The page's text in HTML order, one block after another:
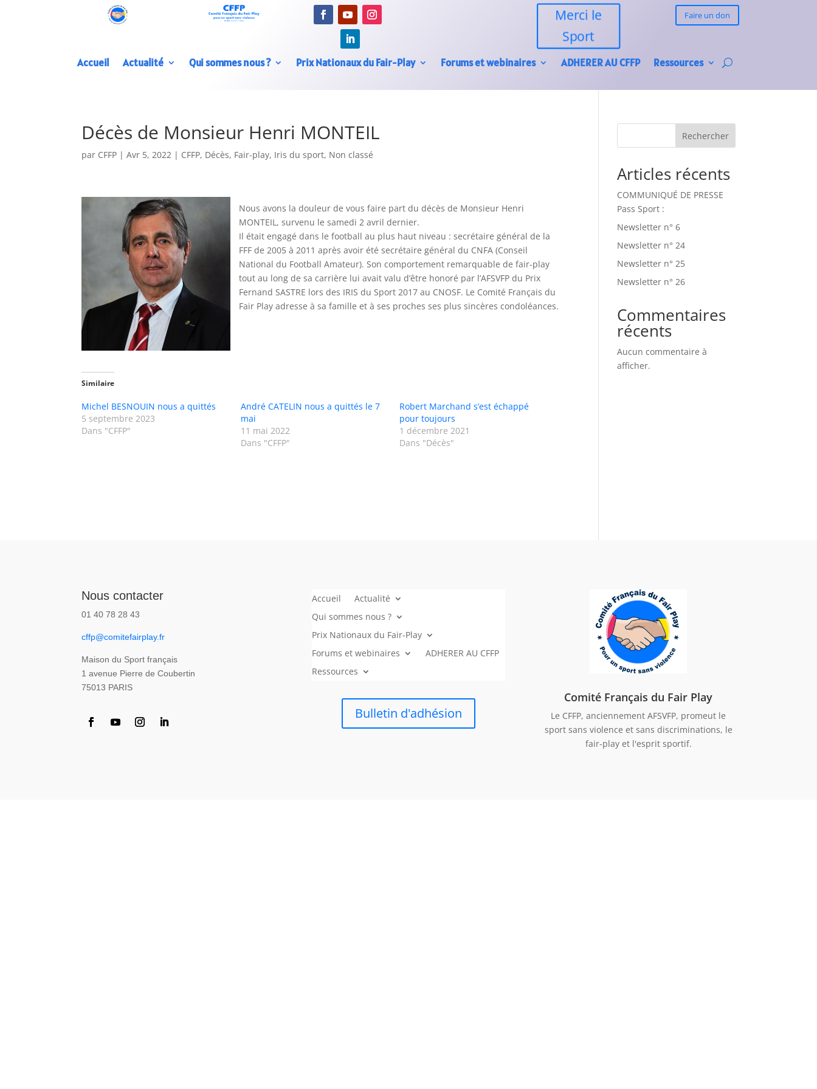
Merci le
Sport
Faire un don
Accueil Actualité Qui sommes nous ? Prix Nationaux du Fair-Play Forums et webinaires ADHERER AU CFFP Ressources
Décès de Monsieur Henri MONTEIL
par CFFP |Avr 5, 2022 | CFFP, Décès, Fair-play, Iris du sport, Non classé
Nous avons la douleur de vous faire part du décès de Monsieur Henri
MONTEIL, survenu le samedi 2 avril dernier.
Il était engagé dans le football au plus haut niveau : secrétaire général de la
FFF de 2005 à 2011 après avoir été secrétaire général du CNFA (Conseil
National du Football Amateur). Son comportement remarquable de fair-play
tout au long de sa carrière lui avait valu d’être honoré par l’AFSVFP du Prix
Fernand SASTRE lors des IRIS du Sport 2017 au CNOSF. Le Comité Français du
Fair Play adresse à sa famille et à ses proches ses plus sincères condoléances.
Similaire
Michel BESNOUIN nous a quittés
5 septembre 2023
Dans "CFFP"
André CATELIN nous a quittés le 7
mai
11 mai 2022
Dans "CFFP"
Robert Marchand s’est échappé
pour toujours
1 décembre 2021
Dans "Décès"
Rechercher
Articles récents
COMMUNIQUÉ DE PRESSE
Pass Sport :
Newsletter n° 6
Newsletter n° 24
Newsletter n° 25
Newsletter n° 26
Commentaires
récents
Aucun commentaire à
afficher.
Nous contacter
01 40 78 28 43
cffp@comitefairplay.fr
Maison du Sport français
1 avenue Pierre de Coubertin
75013 PARIS
Accueil
Actualité
Qui sommes nous ?
Prix Nationaux du Fair-Play
Forums et webinaires
ADHERER AU CFFP
Ressources
Bulletin d'adhésion
Comité Français du Fair Play
Le CFFP, anciennement AFSVFP, promeut le
sport sans violence et sans discriminations, le
fair-play et l'esprit sportif.